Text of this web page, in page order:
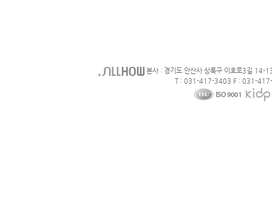
본사 : 경기도 안산사 상록구 이호로3길 14-
T : 031-417-3403 F : 031-